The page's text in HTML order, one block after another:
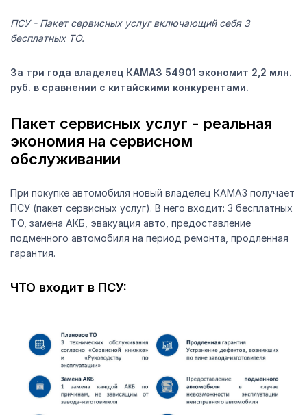
ПСУ - Пакет сервисных услуг включающий себя 3
бесплатных ТО.
За три года владелец КАМАЗ 54901 экономит 2,2 млн.
руб. в сравнении с китайскими конкурентами.
Пакет сервисных услуг - реальная
экономия на сервисном
обслуживании
При покупке автомобиля новый владелец КАМАЗ получает
ПСУ (пакет сервисных услуг). В него входит: 3 бесплатных
ТО, замена АКБ, эвакуация авто, предоставление
подменного автомобиля на период ремонта, продленная
гарантия.
ЧТО входит в ПСУ: